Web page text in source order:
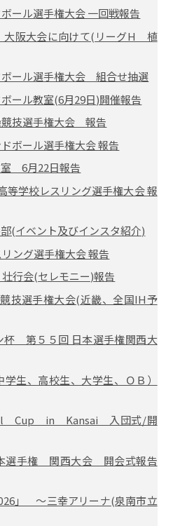
ール選手権大会 一回戦報告
阪大会に向けて(リーグH 植
ール選手権大会 組合せ抽選
ル教室(6月29日)開催報告
技選手権大会 報告
ボール選手権大会 報告
室 6月22日報告
学校レスリング選手権大会 報
(イベント及びインスタ紹介)
ング選手権大会 報告
行会(セレモニー)報告
技選手権大会(近畿、全国IH予
杯 第５５回 日本選手権関西大
生、高校生、大学生、ＯＢ）
Cup in Kansai 入団式/開
選手権 関西大会 開会式報告
」 ～三幸アリーナ(泉南市立